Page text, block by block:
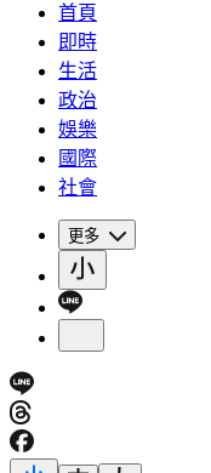
首頁
即時
生活
政治
娛樂
國際
社會
更多